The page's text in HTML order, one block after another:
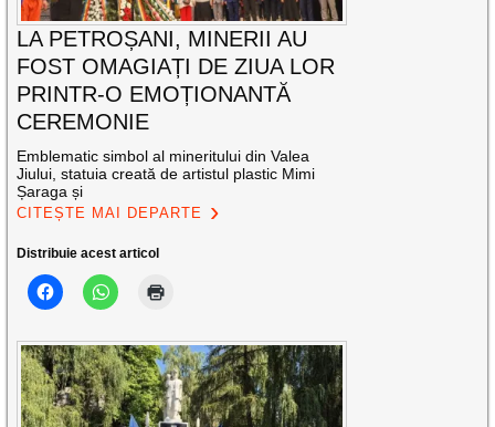
LA PETROȘANI, MINERII AU
FOST OMAGIAȚI DE ZIUA LOR
PRINTR-O EMOȚIONANTĂ
CEREMONIE
Emblematic simbol al mineritului din Valea
Jiului, statuia creată de artistul plastic Mimi
Șaraga și
CITEȘTE MAI DEPARTE
Distribuie acest articol